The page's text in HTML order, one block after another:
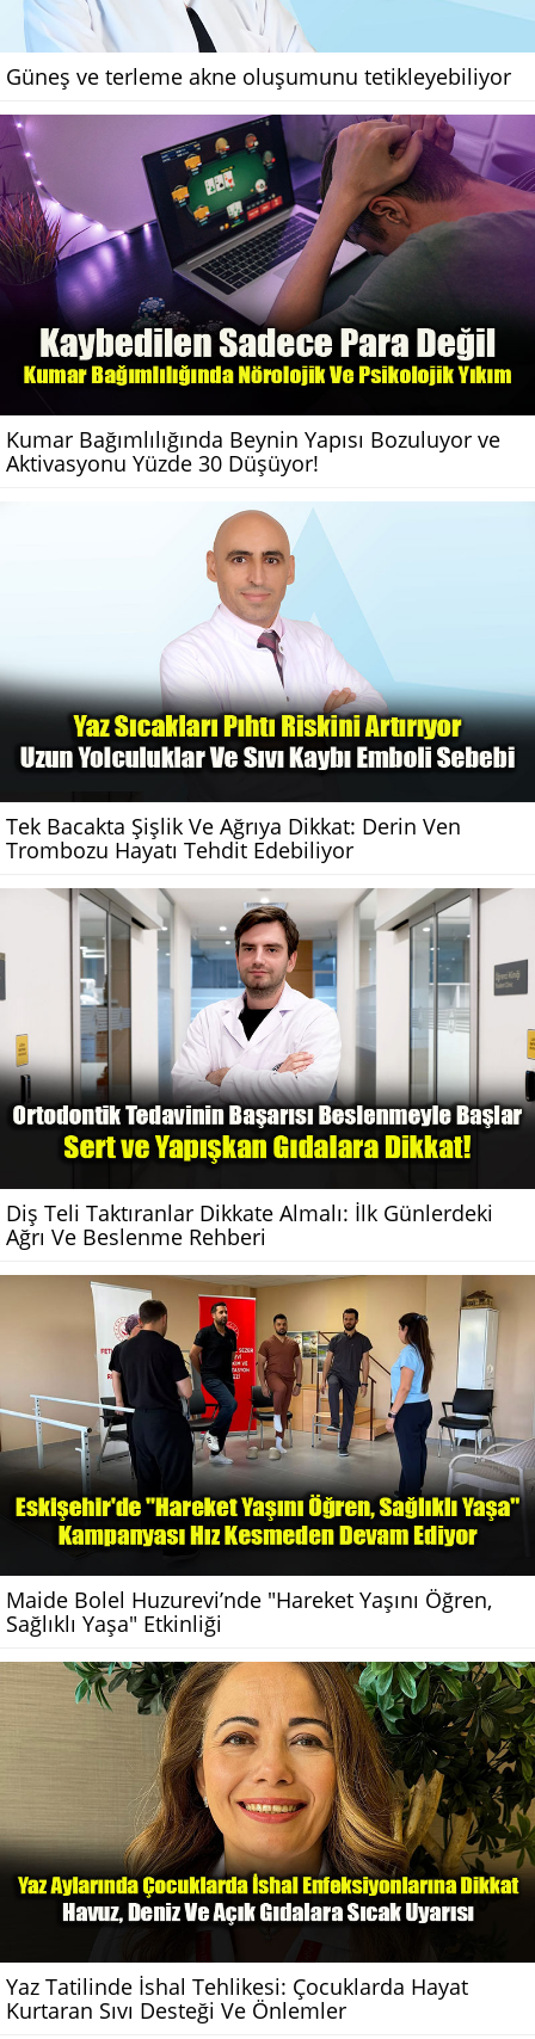
Güneş ve terleme akne oluşumunu tetikleyebiliyor
Kumar Bağımlılığında Beynin Yapısı Bozuluyor ve
Aktivasyonu Yüzde 30 Düşüyor!
Tek Bacakta Şişlik Ve Ağrıya Dikkat: Derin Ven
Trombozu Hayatı Tehdit Edebiliyor
Diş Teli Taktıranlar Dikkate Almalı: İlk Günlerdeki
Ağrı Ve Beslenme Rehberi
Maide Bolel Huzurevi’nde "Hareket Yaşını Öğren,
Sağlıklı Yaşa" Etkinliği
Yaz Tatilinde İshal Tehlikesi: Çocuklarda Hayat
Kurtaran Sıvı Desteği Ve Önlemler